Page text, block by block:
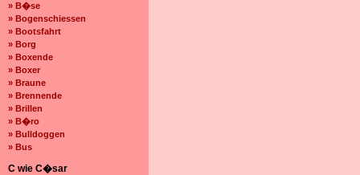
» B�se
» Bogenschiessen
» Bootsfahrt
» Borg
» Boxende
» Boxer
» Braune
» Brennende
» Brillen
» B�ro
» Bulldoggen
» Bus
C wie C�sar